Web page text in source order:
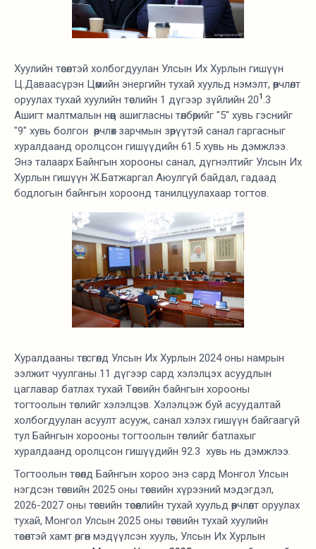
Хуулийн төсөлтэй холбогдуулан Улсын Их Хурлын гишүүн
Ц.Даваасүрэн Цөмийн энергийн тухай хуульд нэмэлт, өөрчлөлт
оруулах тухай хуулийн төслийн 1 дүгээр зүйлийн 201.3
Ашигт малтмалын нөөц ашигласны төлбөрийг "5" хувь гэснийг
"9" хувь болгон өөрчлөх зарчмын зөрүүтэй санал гаргасныг
хуралдаанд оролцсон гишүүдийн 61.5 хувь нь дэмжлээ.
Энэ талаарх Байнгын хорооны санал, дүгнэлтийг Улсын Их
Хурлын гишүүн Ж.Батжаргал Аюулгүй байдал, гадаад
бодлогын байнгын хороонд танилцуулахаар тогтов.
Хуралдааны төгсгөлд Улсын Их Хурлын 2024 оны намрын
ээлжит чуулганы 11 дүгээр сард хэлэлцэх асуудлын
цаглавар батлах тухай Төсвийн байнгын хорооны
тогтоолын төслийг хэлэлцэв. Хэлэлцэж буй асуудалтай
холбогдуулан асуулт асууж, санал хэлэх гишүүн байгаагүй
тул Байнгын хорооны тогтоолын төслийг батлахыг
хуралдаанд оролцсон гишүүдийн 92.3 хувь нь дэмжлээ.
Тогтоолын төсөлд Байнгын хороо энэ сард Монгол Улсын
нэгдсэн төсвийн 2025 оны төсвийн хүрээний мэдэгдэл,
2026-2027 оны төсвийн төсөөллийн тухай хуульд өөрчлөлт оруулах
тухай, Монгол Улсын 2025 оны төсвийн тухай хуулийн
төсөлтэй хамт өргөн мэдүүлсэн хууль, Улсын Их Хурлын